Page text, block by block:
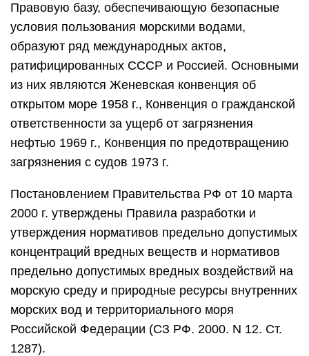
Правовую базу, обеспечивающую безопасные
условия пользования морскими водами,
образуют ряд международных актов,
ратифицированных СССР и Россией. Основными
из них являются Женевская конвенция об
открытом море 1958 г., Конвенция о гражданской
ответственности за ущерб от загрязнения
нефтью 1969 г., Конвенция по предотвращению
загрязнения с судов 1973 г.
Постановлением Правительства РФ от 10 марта
2000 г. утверждены Правила разработки и
утверждения нормативов предельно допустимых
концентраций вредных веществ и нормативов
предельно допустимых вредных воздействий на
морскую среду и природные ресурсы внутренних
морских вод и территориального моря
Российской Федерации (СЗ РФ. 2000. N 12. Ст.
1287).